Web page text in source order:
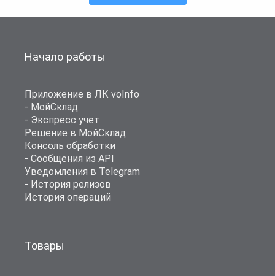
Начало работы
Приложение в ЛК voInfo
- МойСклад
- Экспресс учет
Решение в МойСклад
Консоль обработки
- Сообщения из API
Уведомления в Telegram
- История релизов
История операций
Товары